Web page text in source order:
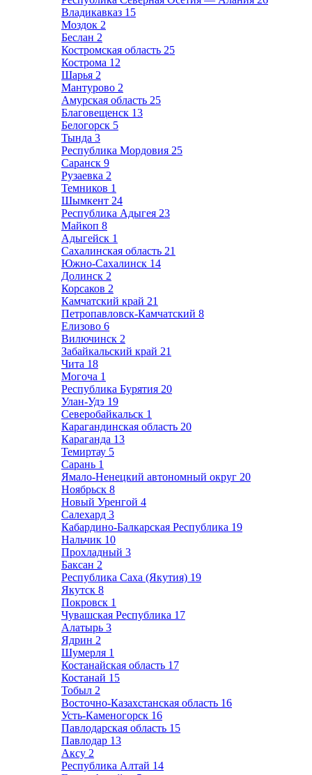
Владикавказ 15
Моздок 2
Беслан 2
Костромская область 25
Кострома 12
Шарья 2
Мантурово 2
Амурская область 25
Благовещенск 13
Белогорск 5
Тында 3
Республика Мордовия 25
Саранск 9
Рузаевка 2
Темников 1
Шымкент 24
Республика Адыгея 23
Майкоп 8
Адыгейск 1
Сахалинская область 21
Южно-Сахалинск 14
Долинск 2
Корсаков 2
Камчатский край 21
Петропавловск-Камчатский 8
Елизово 6
Вилючинск 2
Забайкальский край 21
Чита 18
Могоча 1
Республика Бурятия 20
Улан-Удэ 19
Северобайкальск 1
Карагандинская область 20
Караганда 13
Темиртау 5
Сарань 1
Ямало-Ненецкий автономный округ 20
Ноябрьск 8
Новый Уренгой 4
Салехард 3
Кабардино-Балкарская Республика 19
Нальчик 10
Прохладный 3
Баксан 2
Республика Саха (Якутия) 19
Якутск 8
Покровск 1
Чувашская Республика 17
Алатырь 3
Ядрин 2
Шумерля 1
Костанайская область 17
Костанай 15
Тобыл 2
Восточно-Казахстанская область 16
Усть-Каменогорск 16
Павлодарская область 15
Павлодар 13
Аксу 2
Республика Алтай 14